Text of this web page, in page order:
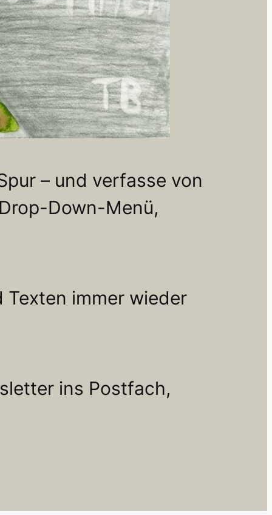
– und verfasse von
Down-Menü,
Texten immer wieder
ins Postfach,